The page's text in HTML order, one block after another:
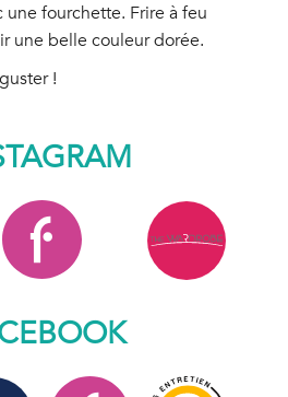
fourchette. Frire à feu
une belle couleur dorée.
!